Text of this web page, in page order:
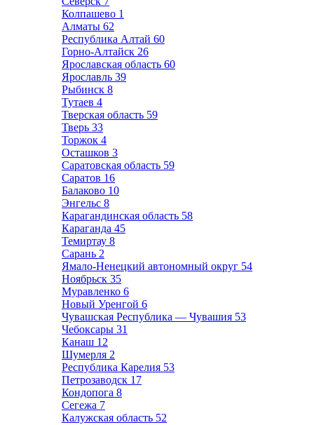
Колпашево 1
Алматы 62
Республика Алтай 60
Горно-Алтайск 26
Ярославская область 60
Ярославль 39
Рыбинск 8
Тутаев 4
Тверская область 59
Тверь 33
Торжок 4
Осташков 3
Саратовская область 59
Саратов 16
Балаково 10
Энгельс 8
Карагандинская область 58
Караганда 45
Темиртау 8
Сарань 2
Ямало-Ненецкий автономный округ 54
Ноябрьск 35
Муравленко 6
Новый Уренгой 6
Чувашская Республика — Чувашия 53
Чебоксары 31
Канаш 12
Шумерля 2
Республика Карелия 53
Петрозаводск 17
Кондопога 8
Сегежа 7
Калужская область 52